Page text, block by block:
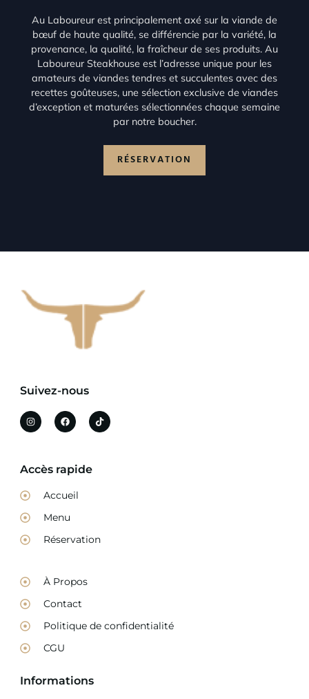
Au Laboureur est principalement axé sur la viande de
bœuf de haute qualité, se différencie par la variété, la
provenance, la qualité, la fraîcheur de ses produits. Au
Laboureur Steakhouse est l’adresse unique pour les
amateurs de viandes tendres et succulentes avec des
recettes goûteuses, une sélection exclusive de viandes
d’exception et maturées sélectionnées chaque semaine
par notre boucher.
RÉSERVATION
Suivez-nous
Accès rapide
Accueil
Menu
Réservation
À Propos
Contact
Politique de confidentialité
CGU
Informations